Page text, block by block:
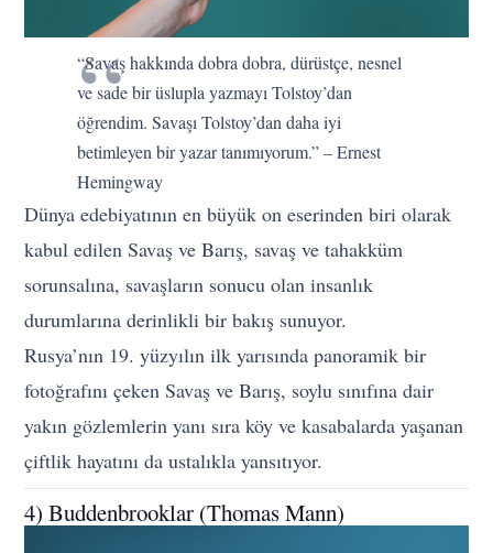
“Savaş hakkında dobra dobra, dürüstçe, nesnel
ve sade bir üslupla yazmayı Tolstoy’dan
öğrendim. Savaşı Tolstoy’dan daha iyi
betimleyen bir yazar tanımıyorum.” – Ernest
Hemingway
Dünya edebiyatının en büyük on eserinden biri olarak
kabul edilen Savaş ve Barış, savaş ve tahakküm
sorunsalına, savaşların sonucu olan insanlık
durumlarına derinlikli bir bakış sunuyor.
Rusya’nın 19. yüzyılın ilk yarısında panoramik bir
fotoğrafını çeken Savaş ve Barış, soylu sınıfına dair
yakın gözlemlerin yanı sıra köy ve kasabalarda yaşanan
çiftlik hayatını da ustalıkla yansıtıyor.
4) Buddenbrooklar (Thomas Mann)